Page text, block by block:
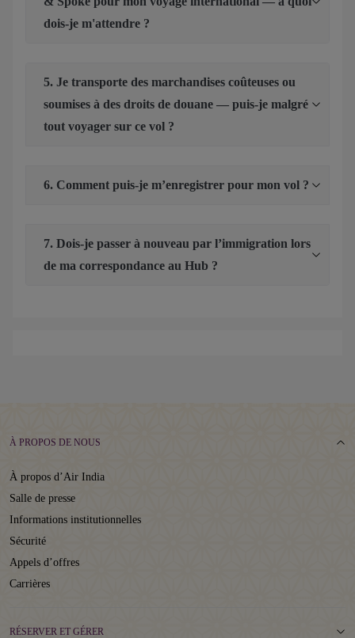
dois-je m'attendre ?
5. Je transporte des marchandises coûteuses ou
soumises à des droits de douane — puis-je malgré
tout voyager sur ce vol ?
6. Comment puis-je m’enregistrer pour mon vol ?
7. Dois-je passer à nouveau par l’immigration lors
de ma correspondance au Hub ?
À PROPOS DE NOUS
À propos d’Air India
Salle de presse
Informations institutionnelles
Sécurité
Appels d’offres
Carrières
RÉSERVER ET GÉRER